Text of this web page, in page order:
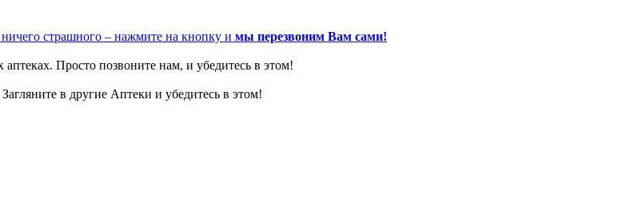
страшного – нажмите на кнопку и мы перезвоним Вам сами!
Просто позвоните нам, и убедитесь в этом!
в другие Аптеки и убедитесь в этом!